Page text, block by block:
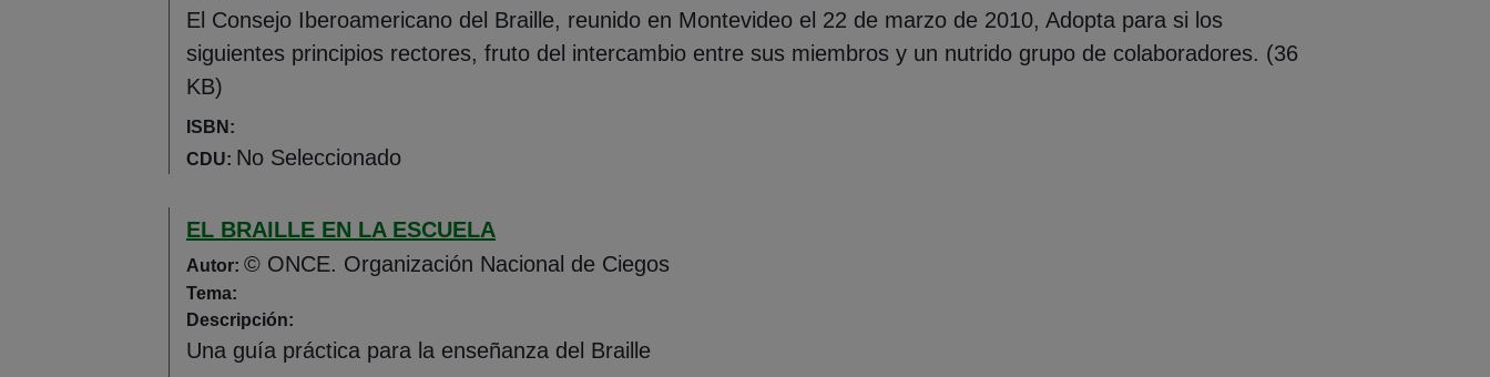
El Consejo Iberoamericano del Braille, reunido en Montevideo el 22 de marzo de 2010, Adopta para si los
siguientes principios rectores, fruto del intercambio entre sus miembros y un nutrido grupo de colaboradores. (36
KB)
ISBN:
CDU: No Seleccionado
EL BRAILLE EN LA ESCUELA
Autor: © ONCE. Organización Nacional de Ciegos
Tema:
Descripción:
Una guía práctica para la enseñanza del Braille